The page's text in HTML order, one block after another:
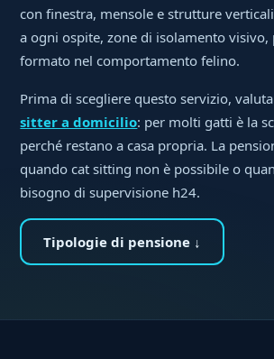
con finestra, mensole e strutture
a ogni ospite, zone di isolamento visivo,
formato nel comportamento felino.
Prima di scegliere questo servizio,
sitter a domicilio: per molti gatti è la
perché restano a casa propria. La
quando cat sitting non è possibile o
bisogno di supervisione h24.
Tipologie di pensione ↓